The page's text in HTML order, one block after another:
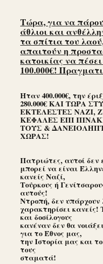
Τώρα, για να
άθλιοι και
τα σπίτια του
απαιτούν η
κατοικίας να
100.000€!
Ήταν 400.000€, την
280.000€ ΚΑΙ ΤΩΡΑ
ΕΚΤΕΛΕΣΤΕΣ ΝΑΖΙ,
ΚΕΦΑΛΕΣ ΕΠΙ
ΤΟΥΣ &
ΧΩΡΑΣ!
Πατριώτες, αυτοί δεν
μπορεί να είναι
κανείς Ναζί,
Τούρκους ή
αυτούς!
Ντροπή, δεν υπάρχουν
χαρακτηρίσει κανείς!
και δοσίλογους
κανέναν δεν θα
για το Έθνος μας,
την Ιστορία μας και
τους
σταματά!